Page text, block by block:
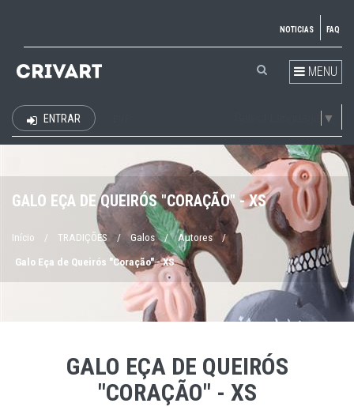
NOTICIAS FAQ
MENU
▼
ENTRAR
GALO EÇA DE QUEIRÓS "CORAÇÃO" - XS
Início / TRADIÇÕES / Galos / Autores /
Galo Eça de Queirós "Coração" - XS
GALO EÇA DE QUEIRÓS
"CORAÇÃO" - XS